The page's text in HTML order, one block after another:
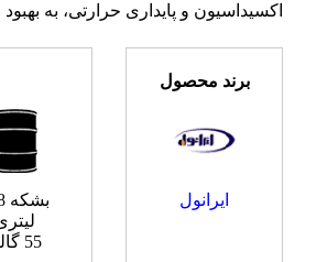
اکسیداسیون و پایداری حرارتی، به
برند محصول
ایرانول
55 گالن